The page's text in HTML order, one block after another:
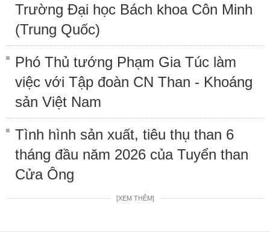
Trường Đại học Bách khoa Côn Minh
(Trung Quốc)
Phó Thủ tướng Phạm Gia Túc làm
việc với Tập đoàn CN Than - Khoáng
sản Việt Nam
Tình hình sản xuất, tiêu thụ than 6
tháng đầu năm 2026 của Tuyển than
Cửa Ông
[XEM THÊM]